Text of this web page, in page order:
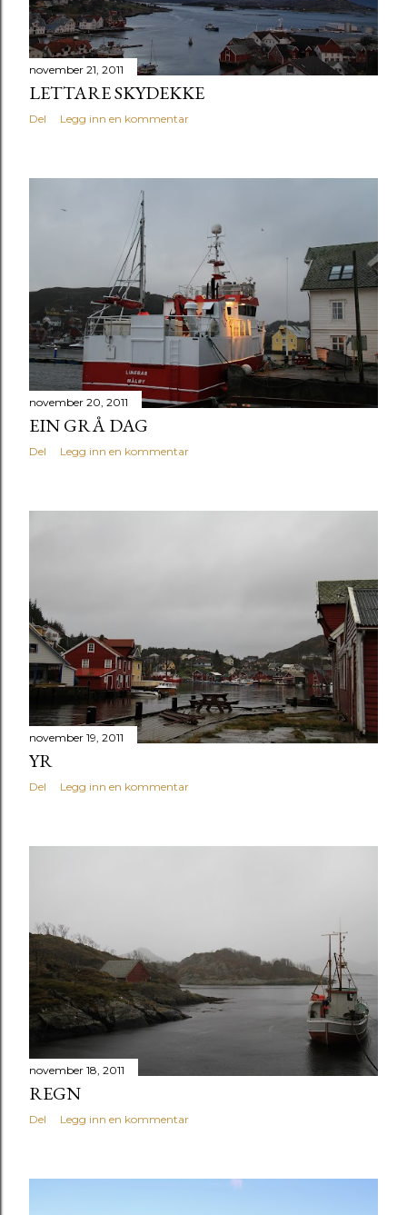
november 21, 2011
LETTARE SKYDEKKE
Del Legg inn en kommentar
november 20, 2011
EIN GRÅ DAG
Del Legg inn en kommentar
november 19, 2011
YR
Del Legg inn en kommentar
november 18, 2011
REGN
Del Legg inn en kommentar